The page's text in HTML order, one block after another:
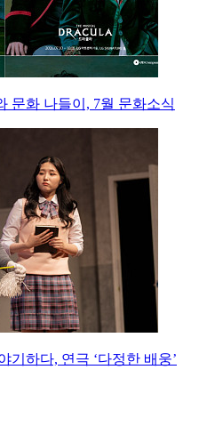
문화 나들이, 7월 문화소식
기하다, 연극 ‘다정한 배웅’